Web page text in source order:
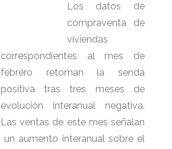
Los datos de
compraventa de
viviendas
correspondientes al mes de
febrero retoman la senda
positiva tras tres meses de
evolución interanual negativa.
Las ventas de este mes señalan
un aumento interanual sobre el